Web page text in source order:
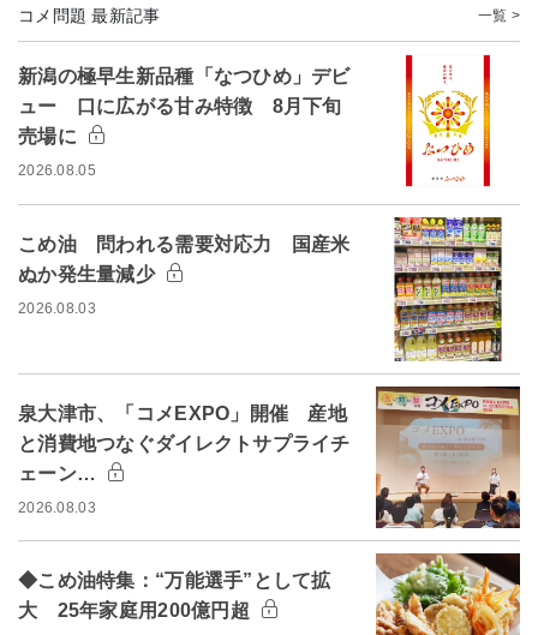
コメ問題 最新記事 一覧 >
新潟の極早生新品種「なつひめ」デビ
ュー 口に広がる甘み特徴 8月下旬
売場に
2026.08.05
こめ油 問われる需要対応力 国産米
ぬか発生量減少
2026.08.03
泉大津市、「コメEXPO」開催 産地
と消費地つなぐダイレクトサプライチ
ェーン…
2026.08.03
◆こめ油特集：“万能選手”として拡
大 25年家庭用200億円超